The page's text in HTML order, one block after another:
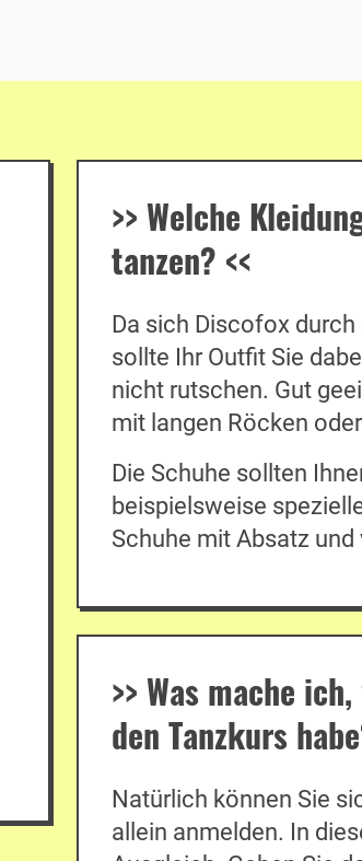
>> Welche
tanzen? <<
Da sich Discofox
sollte Ihr Outfit Sie
nicht rutschen. Gut
mit langen Röcken
Die Schuhe sollten
beispielsweise
Schuhe mit Absatz
>> Was mache
den Tanzkurs
Natürlich können Sie
allein anmelden. In